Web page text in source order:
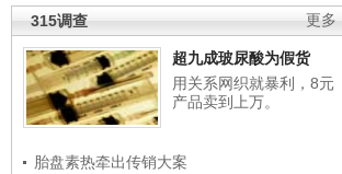
更多
315调查
超九成玻尿酸为假货
用关系网织就暴利，8元
产品卖到上万。
胎盘素热牵出传销大案